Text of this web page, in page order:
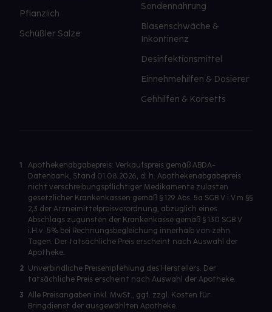
Pflanzlich
Schüßler Salze
Sondennahrung
Blasenschwäche &
Inkontinenz
Desinfektionsmittel
Einnehmehilfen & Dosierer
Gehhilfen & Korsetts
1
Apothekenabgabepreis: Verkaufspreis gemäß ABDA-
Datenbank, Stand 01.08.2026, d. h. Apothekenabgabepreis
nicht verschreibungspflichtiger Medikamente zulasten
gesetzlicher Krankenkassen gemäß § 129 Abs. 5a SGB V i.V.m §§
2,3 der Arzneimittelpreisverordnung, abzüglich eines
Abschlags zugunsten der Krankenkasse gemäß § 130 SGB V
i.H.v. 5% bei Rechnungsbegleichung innerhalb von zehn
Tagen. Der tatsächliche Preis erscheint nach Auswahl der
Apotheke.
2 Unverbindliche Preisempfehlung des Herstellers. Der
tatsächliche Preis erscheint nach Auswahl der Apotheke.
3 Alle Preisangaben inkl. MwSt., ggf. zzgl. Kosten für
Bringdienst der ausgewählten Apotheke.